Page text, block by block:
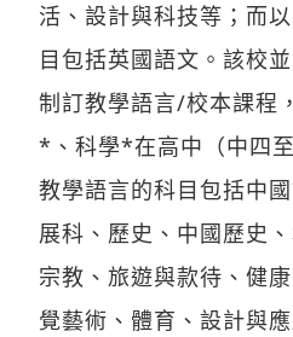
活、設計與科技等；而
目包括英國語文。該校
制訂教學語言/校本課程
*、科學*在高中（中四
教學語言的科目包括中
展科、歷史、中國歷史
宗教、旅遊與款待、健
覺藝術、體育、設計與